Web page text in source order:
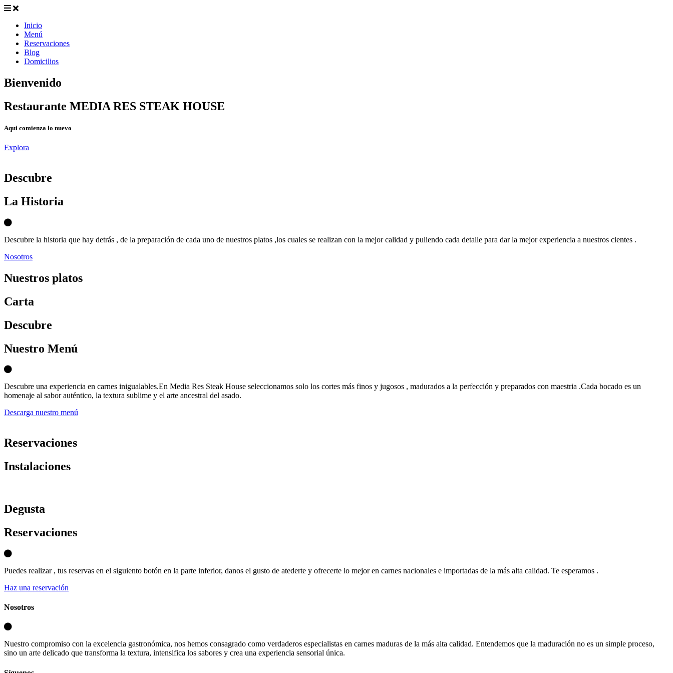
Inicio
Menú
Reservaciones
Blog
Domicilios
Bienvenido
Restaurante MEDIA RES STEAK HOUSE
Aqui comienza lo nuevo
Explora
Descubre
La Historia
Descubre la historia que hay detrás , de la preparación de cada uno de nuestros platos ,los cuales se realizan con la mejor calidad y puliendo cada detalle para dar la mejor experiencia a nuestros cientes .
Nosotros
Nuestros platos
Carta
Descubre
Nuestro Menú
Descubre una experiencia en carnes inigualables.En Media Res Steak House seleccionamos solo los cortes más finos y jugosos , madurados a la perfección y preparados con maestria .Cada bocado es un
homenaje al sabor auténtico, la textura sublime y el arte ancestral del asado.
Descarga nuestro menú
Reservaciones
Instalaciones
Degusta
Reservaciones
Puedes realizar , tus reservas en el siguiento botón en la parte inferior, danos el gusto de atederte y ofrecerte lo mejor en carnes nacionales e importadas de la más alta calidad. Te esperamos .
Haz una reservación
Nosotros
Nuestro compromiso con la excelencia gastronómica, nos hemos consagrado como verdaderos especialistas en carnes maduras de la más alta calidad. Entendemos que la maduración no es un simple proceso,
sino un arte delicado que transforma la textura, intensifica los sabores y crea una experiencia sensorial única.